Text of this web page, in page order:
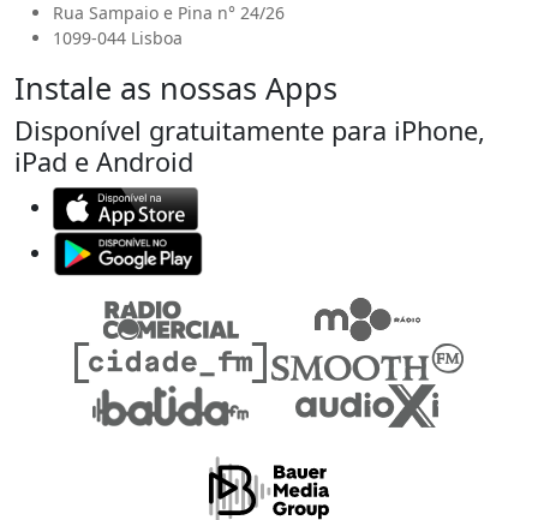
Rua Sampaio e Pina n° 24/26
1099-044 Lisboa
Instale as nossas Apps
Disponível gratuitamente para iPhone,
iPad e Android